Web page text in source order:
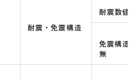
耐震・免震構造
耐震数値
免震構造
無